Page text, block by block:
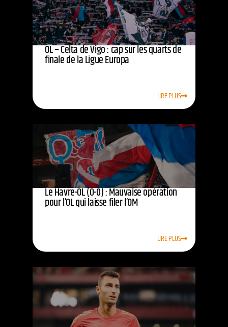
OL – Celta de Vigo : cap sur les quarts de
finale de la Ligue Europa
LIRE PLUS
Le Havre-OL (0-0) : Mauvaise opération
pour l’OL qui laisse filer l’OM
LIRE PLUS